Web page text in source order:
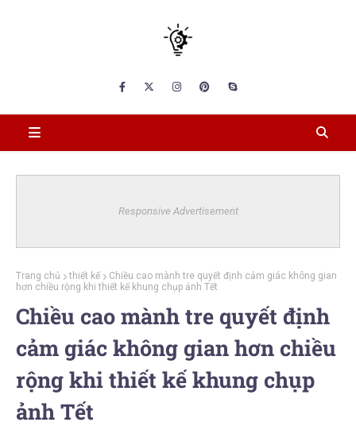
Responsive Advertisement
Trang chủ thiết kế
Chiều cao mành tre quyết định cảm giác không gian
hơn chiều rộng khi thiết kế khung chụp ảnh Tết
Chiều cao mành tre quyết định
cảm giác không gian hơn chiều
rộng khi thiết kế khung chụp
ảnh Tết